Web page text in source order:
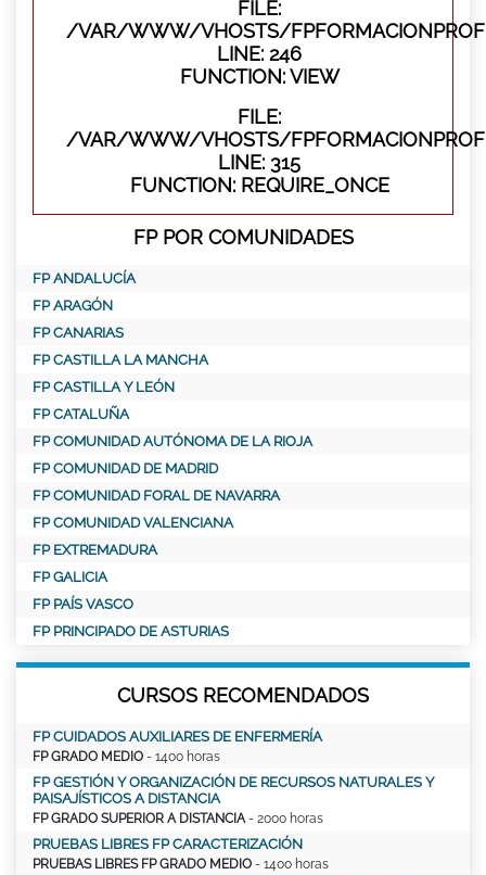
FILE:
/VAR/WWW/VHOSTS/
LINE: 246
FUNCTION: VIEW
FILE:
/VAR/WWW/VHOSTS/
LINE: 315
FUNCTION: REQUIRE_ONCE
FP POR COMUNIDADES
FP ANDALUCÍA
FP ARAGÓN
FP CANARIAS
FP CASTILLA LA MANCHA
FP CASTILLA Y LEÓN
FP CATALUÑA
FP COMUNIDAD AUTÓNOMA DE LA RIOJA
FP COMUNIDAD DE MADRID
FP COMUNIDAD FORAL DE NAVARRA
FP COMUNIDAD VALENCIANA
FP EXTREMADURA
FP GALICIA
FP PAÍS VASCO
FP PRINCIPADO DE ASTURIAS
CURSOS RECOMENDADOS
FP CUIDADOS AUXILIARES DE ENFERMERÍA
FP GRADO MEDIO - 1400 horas
FP GESTIÓN Y ORGANIZACIÓN DE RECURSOS NATURALES Y
PAISAJÍSTICOS A DISTANCIA
FP GRADO SUPERIOR A DISTANCIA - 2000 horas
PRUEBAS LIBRES FP CARACTERIZACIÓN
PRUEBAS LIBRES FP GRADO MEDIO - 1400 horas